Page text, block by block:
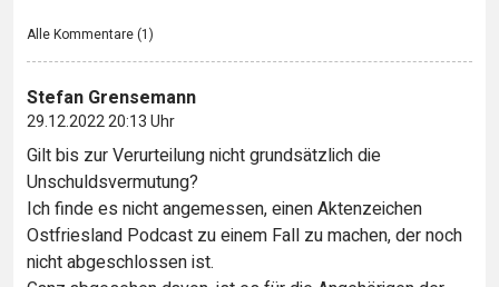
Alle Kommentare (1)
Stefan Grensemann
29.12.2022 20:13 Uhr
Gilt bis zur Verurteilung nicht grundsätzlich die
Unschuldsvermutung?
Ich finde es nicht angemessen, einen Aktenzeichen
Ostfriesland Podcast zu einem Fall zu machen, der noch
nicht abgeschlossen ist.